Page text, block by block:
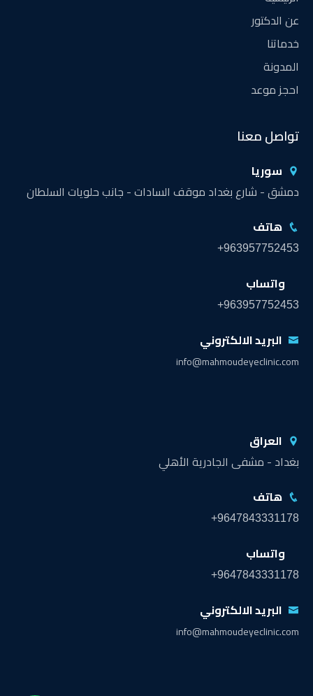
عن الدكتور
خدماتنا
المدونة
احجز موعد
تواصل معنا
سوريا
دمشق - شارع بغداد موقف السادات - جانب حلويات السلطان
هاتف
+963957752453
واتساب
+963957752453
البريد الالكتروني
info@mahmoudeyeclinic.com
العراق
بغداد - مشفى الجادرية الأهلي
هاتف
+9647843331178
واتساب
+9647843331178
البريد الالكتروني
info@mahmoudeyeclinic.com